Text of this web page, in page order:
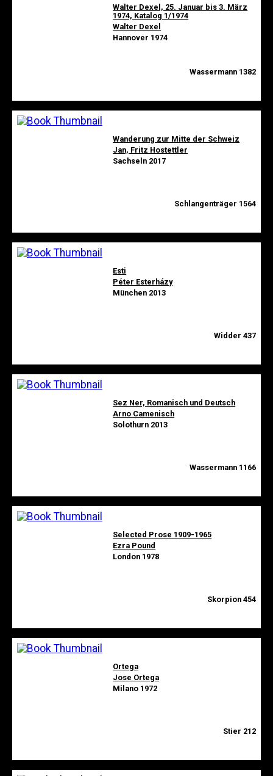
Walter Dexel, 25. Januar bis 3. März
1974, Katalog 1/1974
Walter Dexel
Hannover 1974
Wassermann 1382
Wanderung zur Mitte der Schweiz
Jan, Fritz Hostettler
Sachseln 2017
Schlangenträger 1564
Esti
Péter Esterházy
München 2013
Widder 437
Sez Ner, Romanisch und Deutsch
Arno Camenisch
Solothurn 2013
Wassermann 1166
Selected Prose 1909-1965
Ezra Pound
London 1978
Skorpion 454
Ortega
Jose Ortega
Milano 1972
Stier 212